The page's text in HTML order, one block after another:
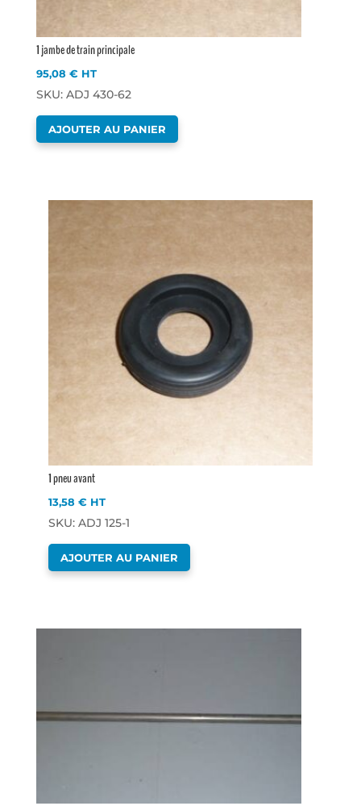
1 jambe de train principale
95,08€ HT
SKU: ADJ 430-62
AJOUTER AU PANIER
1 pneu avant
13,58 € HT
SKU: ADJ 125-1
AJOUTER AU PANIER